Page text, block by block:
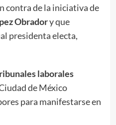
contra de la iniciativa de
Obradory que
presidenta electa,
laborales
de México
para manifestarse en